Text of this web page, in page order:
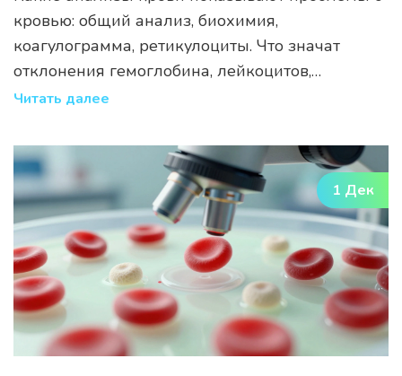
кровью: общий анализ, биохимия,
коагулограмма, ретикулоциты. Что значат
отклонения гемоглобина, лейкоцитов,
тромбоцитов и как понять, когда нужно срочно
Читать далее
1 Дек